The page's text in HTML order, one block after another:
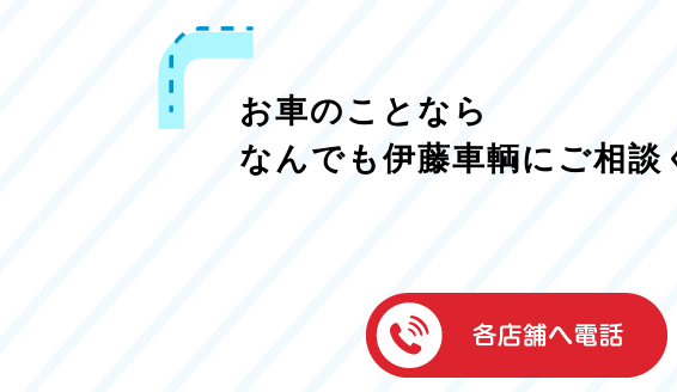
お車のことなら
なんでも伊藤車輌にご相談
伊藤車輌（本社）
050-5851-0337